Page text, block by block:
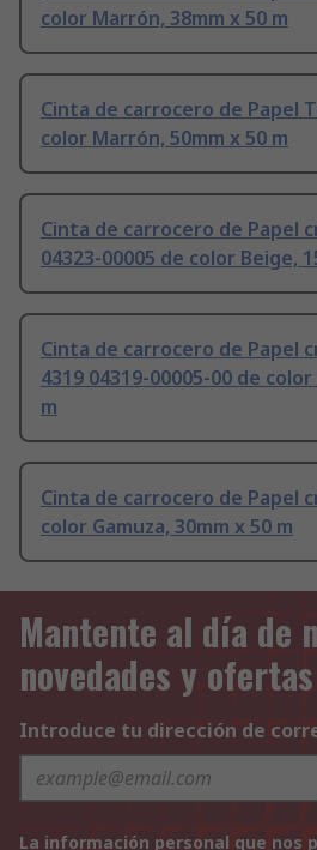
color Marrón, 38mm x 50 m
Cinta de carrocero de Papel
color Marrón, 50mm x 50 m
Cinta de carrocero de Papel
04323-00005 de color Beige,
Cinta de carrocero de Papel
4319 04319-00005-00 de
m
Cinta de carrocero de Papel
color Gamuza, 30mm x 50 m
Mantente al día de
novedades y ofertas
Introduce tu dirección de
La información personal que nos